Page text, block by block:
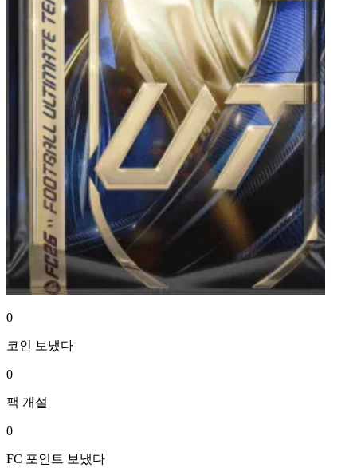
0
코인 보냈다
0
팩 개설
0
FC 포인트 보냈다